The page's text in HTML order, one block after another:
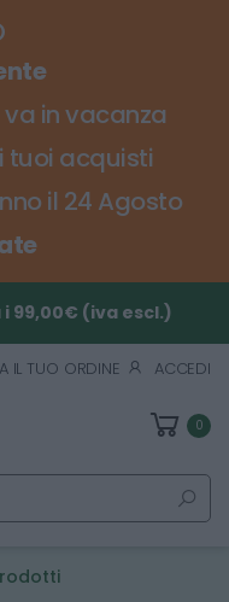
in vacanza
tuoi acquisti
il 24 Agosto
i 99,00€ (iva escl.)
IL TUO ORDINE ACCEDI
0